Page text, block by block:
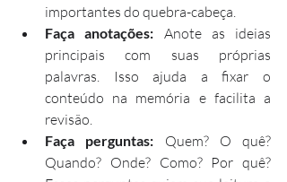
importantes do quebra-cabeça.
Faça anotações: Anote as ideias
principais com suas próprias
palavras. Isso ajuda a fixar o
conteúdo na memória e facilita a
revisão.
Faça perguntas: Quem? O quê?
Quando? Onde? Como? Por quê?